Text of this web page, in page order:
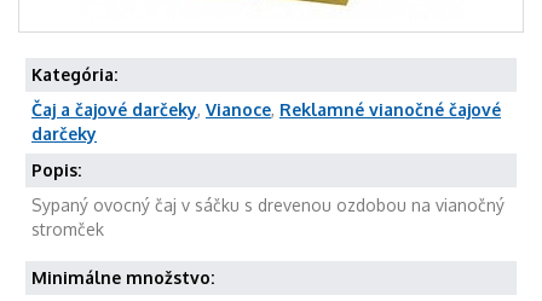
Kategória:
Čaj a čajové darčeky, Vianoce, Reklamné vianočné čajové
darčeky
Popis:
Sypaný ovocný čaj v sáčku s drevenou ozdobou na vianočný
stromček
Minimálne množstvo: